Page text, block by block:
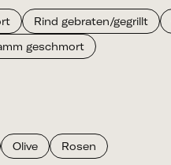
Rind gebraten/gegrillt
geschmort
Olive Rosen